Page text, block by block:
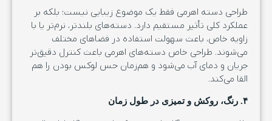
طراحی دسته اهرمی فقط یک موضوع زیبایی نیست؛ بلکه بر
عملکرد کلی تأثیر مستقیم دارد. دسته‌های بلندتر، نرم‌تر یا با
زاویه خاص، باعث سهولت استفاده در فضاهای مختلف
می‌شوند. طراحی خاص دسته‌های اهرمی باعث کنترل دقیق‌تر
جریان و دمای آب می‌شود و هم‌زمان حس لوکس بودن را هم
القا می‌کند.
۴. رنگ، روکش و تمیزی در طول زمان